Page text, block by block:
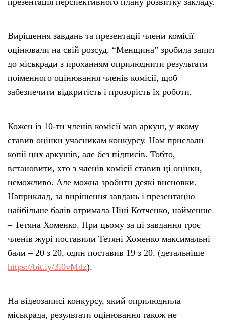
Вирішення завдань та презентації члени комісії
оцінювали на свій розсуд. “Менщина” зробила запит
до міськради з проханням оприлюднити результати
поіменного оцінювання членів комісії, щоб
забезпечити відкритість і прозорість їх роботи.
Кожен із 10-ти членів комісії мав аркуш, у якому
ставив оцінки учасникам конкурсу. Нам прислали
копії цих аркушів, але без підписів. Тобто,
встановити, хто з членів комісії ставив ці оцінки,
неможливо. Але можна зробити деякі висновки.
Наприклад, за вирішення завдань і презентацію
найбільше балів отримала Ніні Котченко, найменше
– Тетяна Хоменко. При цьому за ці завдання троє
членів журі поставили Тетяні Хоменко максимальні
бали – 20 з 20, один поставив 19 з 20. (детальніше
https://bit.ly/3i0vMdz).
На відеозаписі конкурсу, який оприлюднила
міськрада, результати оцінювання також не